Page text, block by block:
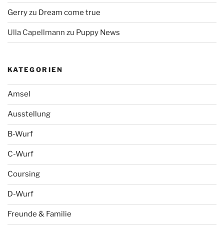
Gerryzu Dream come true
Ulla Capellmann zu Puppy News
KATEGORIEN
Amsel
Ausstellung
B-Wurf
C-Wurf
Coursing
D-Wurf
Freunde & Familie